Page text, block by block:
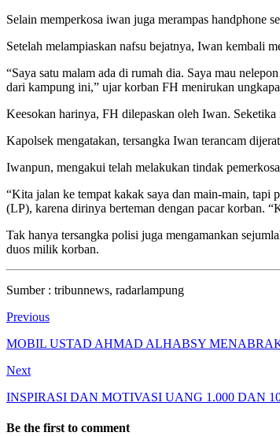
Selain memperkosa iwan juga merampas handphone
Setelah melampiaskan nafsu bejatnya, Iwan kembali
“Saya satu malam ada di rumah dia. Saya mau
dari kampung ini,” ujar korban FH menirukan
Keesokan harinya, FH dilepaskan oleh Iwan.
Kapolsek mengatakan, tersangka Iwan terancam
Iwanpun, mengakui telah melakukan tindak
“Kita jalan ke tempat kakak saya dan main-main, tapi
(LP), karena dirinya berteman dengan pacar korban.
Tak hanya tersangka polisi juga mengamankan
duos milik korban.
Sumber : tribunnews, radarlampung
Previous
MOBIL USTAD AHMAD ALHABSY
Next
INSPIRASI DAN MOTIVASI UANG 1.000 DAN
Be the first to comment